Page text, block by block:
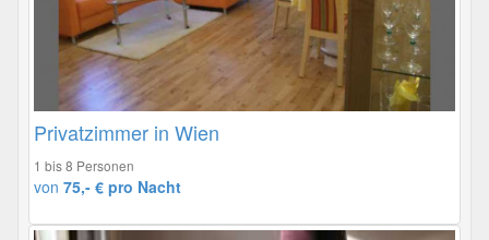
Privatzimmer in Wien
1 bis 8 Personen
von 75,- € pro Nacht